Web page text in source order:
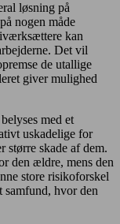
løsning på
nogen måde
kan
Det vil
de utallige
giver mulighed
med et
uskadelige for
større skade af dem.
den ældre, mens den
store risikoforskel
samfund, hvor den